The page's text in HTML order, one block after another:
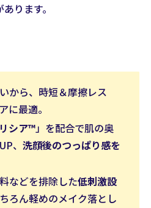
ります。
から、時短＆摩擦レス
に最適。
シア™」を配合で肌の奥
、洗顔後のつっぱり感を
などを排除した低刺激設
ろん軽めのメイク落とし